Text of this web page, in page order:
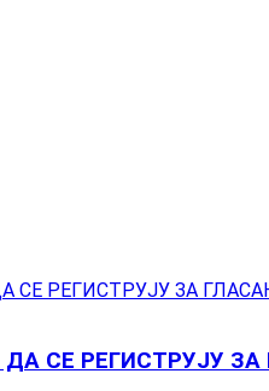
СЕ РЕГИСТРУЈУ